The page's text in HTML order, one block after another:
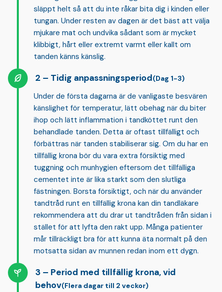
släppt helt så att du inte råkar bita dig i kinden eller
tungan. Under resten av dagen är det bäst att välja
mjukare mat och undvika sådant som är mycket
klibbigt, hårt eller extremt varmt eller kallt om
tanden känns känslig.
Tidig anpassningsperiod(Dag 1-3)
Under de första dagarna är de vanligaste besvären
känslighet för temperatur, lätt obehag när du biter
ihop och lätt inflammation i tandköttet runt den
behandlade tanden. Detta är oftast tillfälligt och
förbättras när tanden stabiliserar sig. Om du har en
tillfällig krona bör du vara extra försiktig med
tuggning och munhygien eftersom det tillfälliga
cementet inte är lika starkt som den slutliga
fästningen. Borsta försiktigt, och när du använder
tandtråd runt en tillfällig krona kan din tandläkare
rekommendera att du drar ut tandtråden från sidan i
stället för att lyfta den rakt upp. Många patienter
mår tillräckligt bra för att kunna äta normalt på den
motsatta sidan av munnen redan inom ett dygn.
Period med tillfällig krona, vid
behov(Flera dagar till 2 veckor)